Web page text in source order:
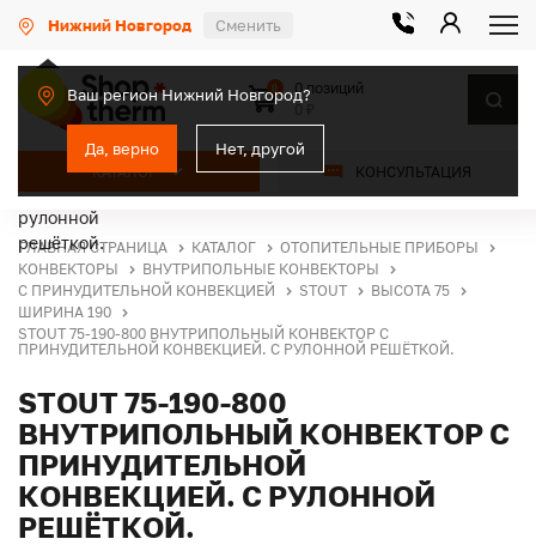
Нижний Новгород Сменить
Ваш регион Нижний Новгород?
Да, верно Нет, другой
КАТАЛОГ КОНСУЛЬТАЦИЯ
0
0 позиций
ГЛАВНАЯ СТРАНИЦА КАТАЛОГ
ОТОПИТЕЛЬНЫЕ ПРИБОРЫ
КОНВЕКТОРЫ
ВНУТРИПОЛЬНЫЕ КОНВЕКТОРЫ
С ПРИНУДИТЕЛЬНОЙ КОНВЕКЦИЕЙ
STOUT
ВЫСОТА 75
ШИРИНА 190
STOUT 75-190-800 ВНУТРИПОЛЬНЫЙ КОНВЕКТОР С
ПРИНУДИТЕЛЬНОЙ КОНВЕКЦИЕЙ. С РУЛОННОЙ РЕШЁТКОЙ.
STOUT 75-190-800
ВНУТРИПОЛЬНЫЙ КОНВЕКТОР С
ПРИНУДИТЕЛЬНОЙ
КОНВЕКЦИЕЙ. С РУЛОННОЙ
РЕШЁТКОЙ.